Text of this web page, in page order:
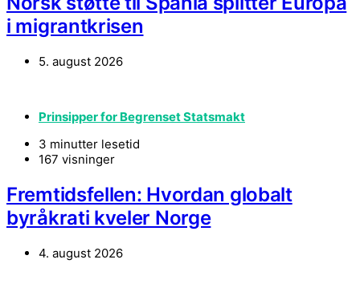
i migrantkrisen
5. august 2026
Prinsipper for Begrenset Statsmakt
3 minutter lesetid
167 visninger
Fremtidsfellen: Hvordan globalt
byråkrati kveler Norge
4. august 2026